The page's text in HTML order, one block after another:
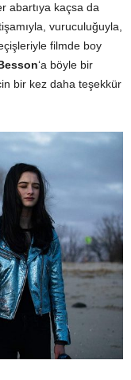
abartıya kaçsa da
vuruculuğuyla,
filmde boy
‘a böyle bir
bir kez daha teşekkür